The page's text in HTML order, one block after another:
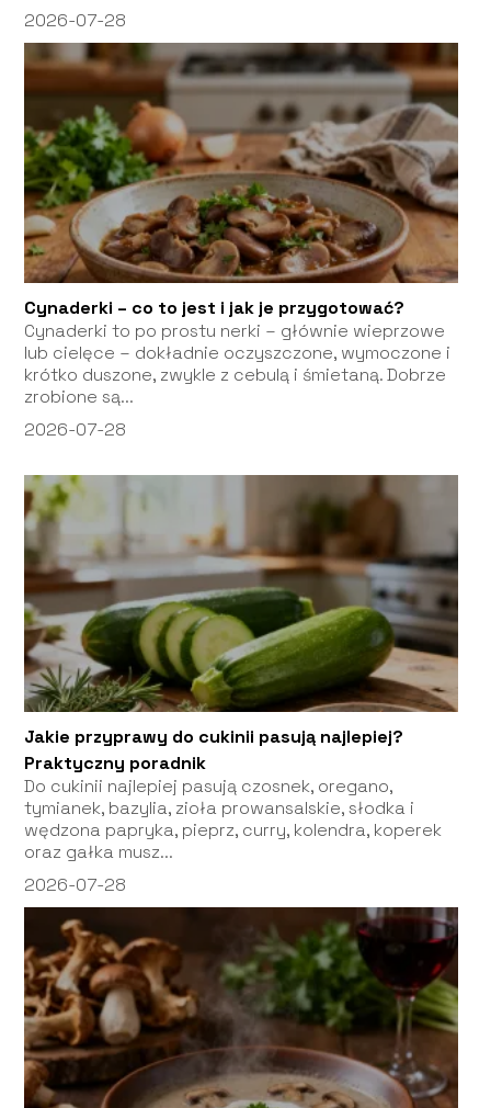
2026-07-28
Cynaderki – co to jest i jak je przygotować?
Cynaderki to po prostu nerki – głównie wieprzowe
lub cielęce – dokładnie oczyszczone, wymoczone i
krótko duszone, zwykle z cebulą i śmietaną. Dobrze
zrobione są...
2026-07-28
Jakie przyprawy do cukinii pasują najlepiej?
Praktyczny poradnik
Do cukinii najlepiej pasują czosnek, oregano,
tymianek, bazylia, zioła prowansalskie, słodka i
wędzona papryka, pieprz, curry, kolendra, koperek
oraz gałka musz...
2026-07-28